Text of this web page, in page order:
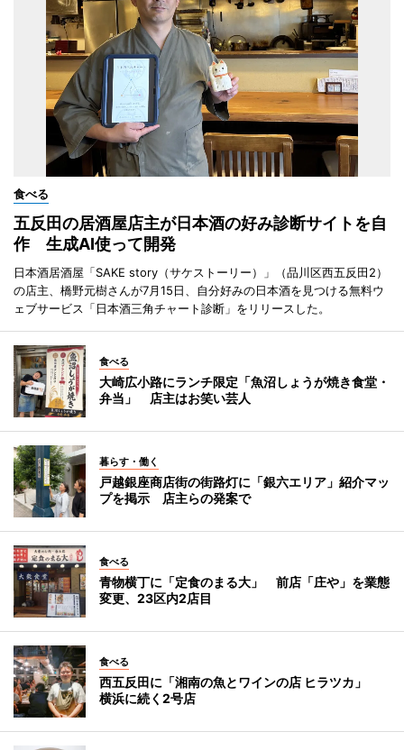
食べる
五反田の居酒屋店主が日本酒の好み診断サイトを自
作 生成AI使って開発
日本酒居酒屋「SAKE story（サケストーリー）」（品川区西五反田2）
の店主、橋野元樹さんが7月15日、自分好みの日本酒を見つける無料ウ
ェブサービス「日本酒三角チャート診断」をリリースした。
食べる
大崎広小路にランチ限定「魚沼しょうが焼き食堂・
弁当」 店主はお笑い芸人
暮らす・働く
戸越銀座商店街の街路灯に「銀六エリア」紹介マッ
プを掲示 店主らの発案で
食べる
青物横丁に「定食のまる大」 前店「庄や」を業態
変更、23区内2店目
食べる
西五反田に「湘南の魚とワインの店 ヒラツカ」
横浜に続く2号店